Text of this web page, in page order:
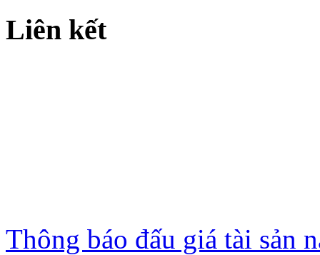
Liên kết
Thông báo đấu giá tài sản